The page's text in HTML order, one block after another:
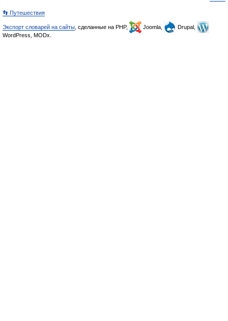
👣 Путешествия
Экспорт словарей на сайты , сделанные на PHP, Joomla,
Drupal,
WordPress, MODx.